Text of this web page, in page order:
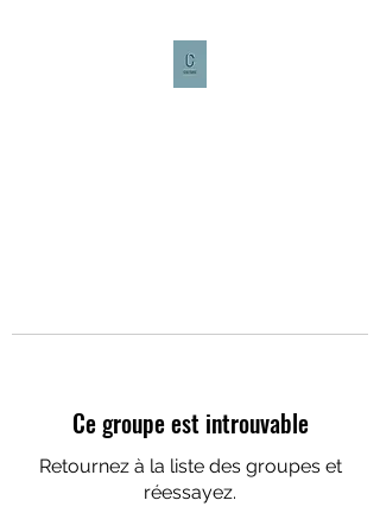
Ce groupe est introuvable
Retournez à la liste des groupes et
réessayez.